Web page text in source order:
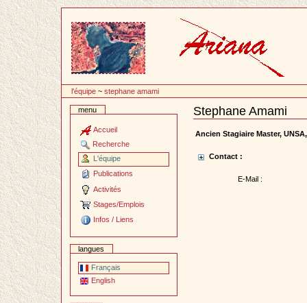
contenu
l'équipe ~stephane amami
menu
Accueil
Recherche
L'équipe
Publications
Activités
Stages/Emplois
Infos / Liens
langues
Français
English
Stephane Amami
Document
Actions
Ancien Stagiaire Master,
Contact :
E-Mail :